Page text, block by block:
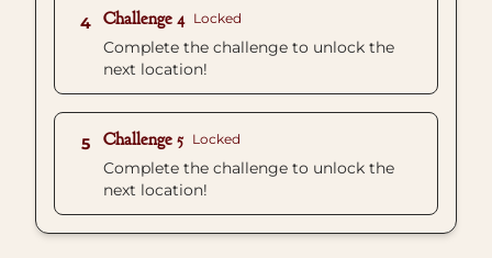
4 Challenge 4 Locked
Complete the challenge to unlock the
next location!
5 Challenge 5 Locked
Complete the challenge to unlock the
next location!